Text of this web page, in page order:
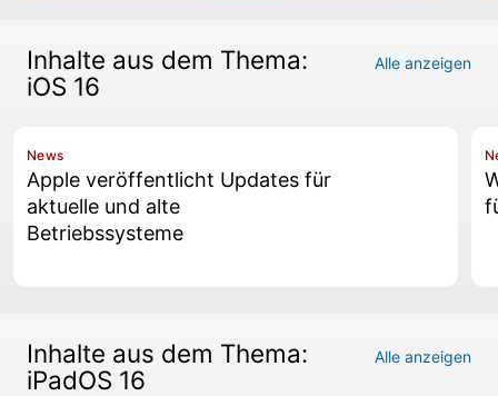
Inhalte aus dem Thema:
iOS 16
Alle anzeigen
News
Apple veröffentlicht Updates für
aktuelle und alte
Betriebssysteme
Inhalte aus dem Thema:
iPadOS 16
Alle anzeigen